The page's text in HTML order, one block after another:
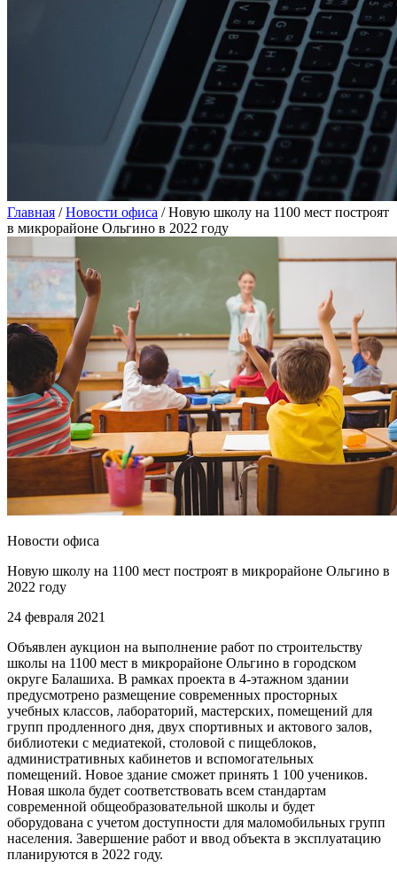
Главная /Новости офиса /Новую школу на 1100 мест построят
в микрорайоне Ольгино в 2022 году
Новости офиса
Новую школу на 1100 мест построят в микрорайоне Ольгино в
2022 году
24 февраля 2021
Объявлен аукцион на выполнение работ по строительству
школы на 1100 мест в микрорайоне Ольгино в городском
округе Балашиха. В рамках проекта в 4-этажном здании
предусмотрено размещение современных просторных
учебных классов, лабораторий, мастерских, помещений для
групп продленного дня, двух спортивных и актового залов,
библиотеки с медиатекой, столовой с пищеблоков,
административных кабинетов и вспомогательных
помещений. Новое здание сможет принять 1 100 учеников.
Новая школа будет соответствовать всем стандартам
современной общеобразовательной школы и будет
оборудована с учетом доступности для маломобильных групп
населения. Завершение работ и ввод объекта в эксплуатацию
планируются в 2022 году.